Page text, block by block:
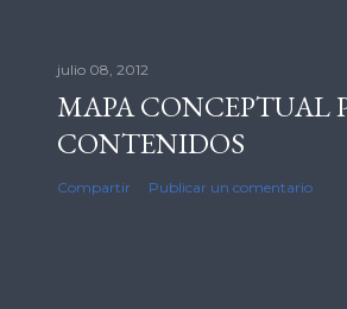
julio 08, 2012
MAPA CONCEPTUAL
CONTENIDOS
Compartir Publicar un comentario